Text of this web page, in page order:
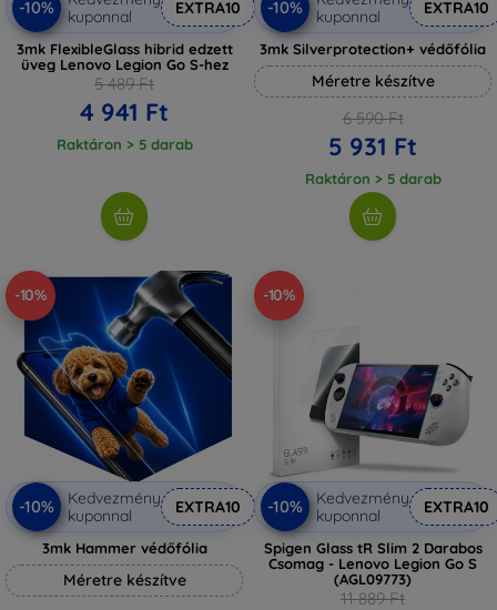
-10%
kuponnal
EXTRA10
3mk FlexibleGlass hibrid edzett
üveg Lenovo Legion Go S-hez
5 489 Ft
4 941 Ft
Raktáron > 5 darab
-10%
kuponnal
EXTRA10
3mk Silverprotection+ védőfólia
Méretre készítve
6 590 Ft
5 931 Ft
Raktáron > 5 darab
-10%
-10%
Kedvezmény
kuponnal
EXTRA10
3mk Hammer védőfólia
Méretre készítve
-10%
-10%
Kedvezmény
kuponnal
EXTRA10
Spigen Glass tR Slim 2 Darabos
Csomag - Lenovo Legion Go S
(AGL09773)
11 889 Ft